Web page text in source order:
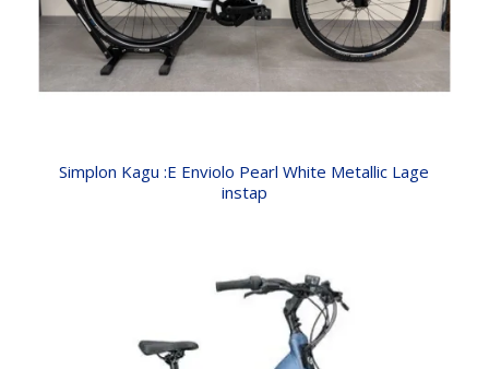
Simplon Kagu :E Enviolo Pearl White Metallic Lage
instap